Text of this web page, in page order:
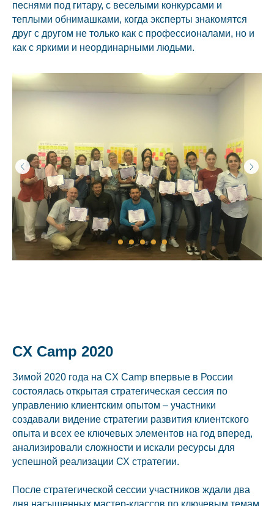
песнями под гитару, с веселыми конкурсами и
теплыми обнимашками, когда эксперты знакомятся
друг с другом не только как с профессионалами, но и
как с яркими и неординарными людьми.
CX Camp 2020
Зимой 2020 года на CX Camp впервые в России
состоялась открытая стратегическая сессия по
управлению клиентским опытом – участники
создавали видение стратегии развития клиентского
опыта и всех ее ключевых элементов на год вперед,
анализировали сложности и искали ресурсы для
успешной реализации СХ стратегии.
После стратегической сессии участников ждали два